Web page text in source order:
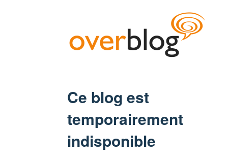
Ce blog est
temporairement
indisponible